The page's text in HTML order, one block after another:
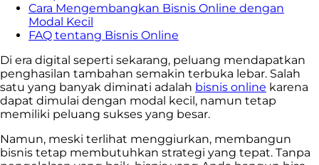
Cara Mengembangkan Bisnis Online dengan
Modal Kecil
FAQ tentang Bisnis Online
Di era digital seperti sekarang, peluang mendapatkan
penghasilan tambahan semakin terbuka lebar. Salah
satu yang banyak diminati adalah bisnis online karena
dapat dimulai dengan modal kecil, namun tetap
memiliki peluang sukses yang besar.
Namun, meski terlihat menggiurkan, membangun
bisnis tetap membutuhkan strategi yang tepat. Tanpa